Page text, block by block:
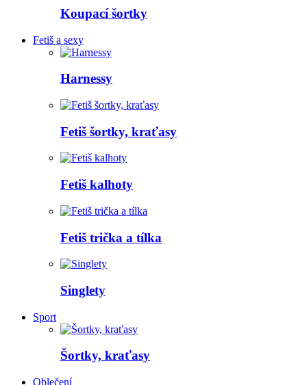
Koupací šortky
Fetiš a sexy
Harnessy
Fetiš šortky, kraťasy
Fetiš kalhoty
Fetiš trička a tílka
Singlety
Sport
Šortky, kraťasy
Oblečení